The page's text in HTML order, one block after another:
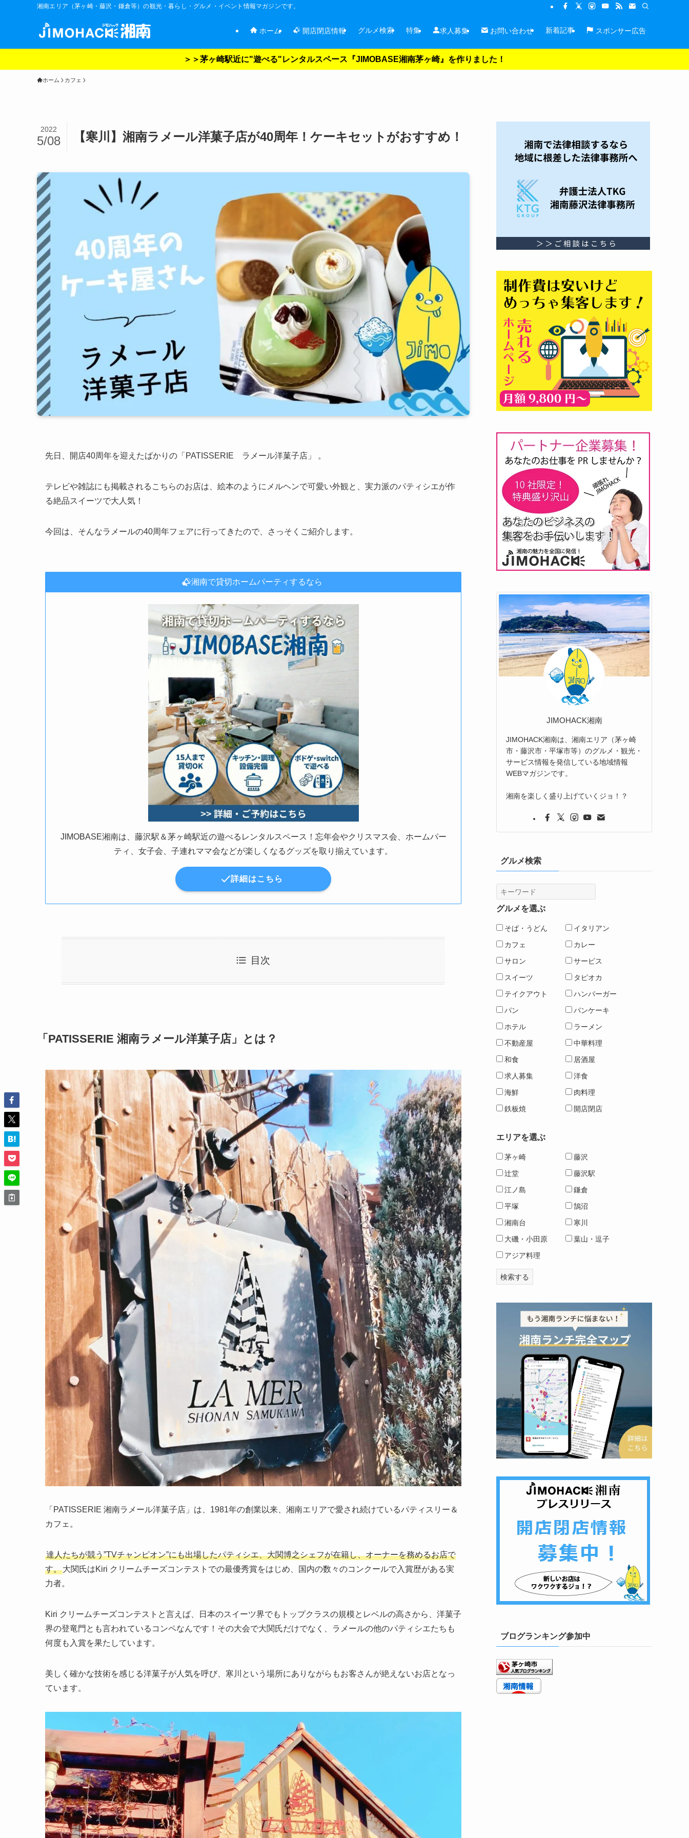
湘南エリア（茅ヶ崎・藤沢・鎌倉等）の観光・暮らし・グルメ・イベント情報マガジンです。
ホーム 開店閉店情報 グルメ検索 特集 求人募集 お問い合わせ 新着記事 スポンサー広告
＞＞茅ヶ崎駅近に"遊べる"レンタルスペース『JIMOBASE湘南茅ヶ崎』を作りました！
ホーム カフェ
【寒川】湘南ラメール洋菓子店が40周年！ケーキセットがおすすめ！
2022
5/08
先日、開店40周年を迎えたばかりの「PATISSERIE ラメール洋菓子店」 。
テレビや雑誌にも掲載されるこちらのお店は、絵本のようにメルヘンで可愛い外観と、実力派のパティシエが作
る絶品スイーツで大人気！
今回は、そんなラメールの40周年フェアに行ってきたので、さっそくご紹介します。
湘南で貸切ホームパーティするなら
JIMOBASE湘南は、藤沢駅＆茅ヶ崎駅近の遊べるレンタルスペース！忘年会やクリスマス会、ホームパー
ティ、女子会、子連れママ会などが楽しくなるグッズを取り揃えています。
詳細はこちら
目次
「PATISSERIE 湘南ラメール洋菓子店」とは？
「PATISSERIE 湘南ラメール洋菓子店」は、1981年の創業以来、湘南エリアで愛され続けているパティスリー＆
カフェ。
達人たちが競う”TVチャンピオン”にも出場したパティシエ、大関博之シェフが在籍し、オーナーを務めるお店で
す。大関氏はKiri クリームチーズコンテストでの最優秀賞をはじめ、国内の数々のコンクールで入賞歴がある実
力者。
Kiri クリームチーズコンテストと言えば、日本のスイーツ界でもトップクラスの規模とレベルの高さから、洋菓子
界の登竜門とも言われているコンペなんです！その大会で大関氏だけでなく、ラメールの他のパティシエたちも
何度も入賞を果たしています。
美しく確かな技術を感じる洋菓子が人気を呼び、寒川という場所にありながらもお客さんが絶えないお店となっ
ています。
JIMOHACK湘南
JIMOHACK湘南は、湘南エリア（茅ヶ崎
市・藤沢市・平塚市等）のグルメ・観光・
サービス情報を発信している地域情報
WEBマガジンです。
湘南を楽しく盛り上げていくジョ！？
グルメ検索
グルメを選ぶ
そば・うどん
イタリアン
カフェ
カレー
サロン
サービス
スイーツ
タピオカ
テイクアウト
ハンバーガー
パン
パンケーキ
ホテル
ラーメン
不動産屋
中華料理
和食
居酒屋
求人募集
洋食
海鮮
肉料理
鉄板焼
開店閉店
エリアを選ぶ
茅ヶ崎
藤沢
辻堂
藤沢駅
江ノ島
鎌倉
平塚
鵠沼
湘南台
寒川
大磯・小田原
葉山・逗子
アジア料理
ブログランキング参加中